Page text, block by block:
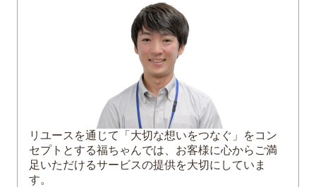
プラチナ貨の買取価格アップのコツ
まとめ：プラチナ貨の高価買取は福ちゃん
リユースを通じて「大切な想いをつなぐ」をコン
セプトとする福ちゃんでは、お客様に心からご満
足いただけるサービスの提供を大切にしていま
す。